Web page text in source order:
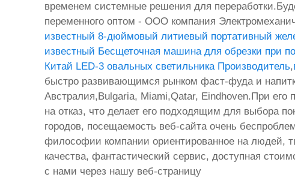
временем системные решения для
переменного оптом - ООО компания
известный 8-дюймовый литиевый портативный
известный Бесщеточная машина для обрезки при
Китай LED-3 овальных светильника Производитель,
быстро развивающимся рынком фаст-фуда и
Австралия,Bulgaria, Miami,Qatar, Eindhoven.При его
на отказ, что делает его подходящим для выбора
городов, посещаемость веб-сайта очень
философии компании ориентированное на людей,
качества, фантастический сервис, доступная
с нами через нашу веб-страницу